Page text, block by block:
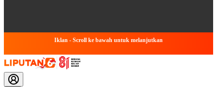
Iklan - Scroll ke bawah untuk melanjutkan